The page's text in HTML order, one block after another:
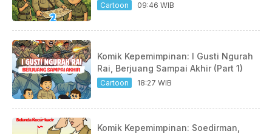
Cartoon 09:46 WIB
Komik Kepemimpinan: I Gusti Ngurah
Rai, Berjuang Sampai Akhir (Part 1)
Cartoon 18:27 WIB
Komik Kepemimpinan: Soedirman,